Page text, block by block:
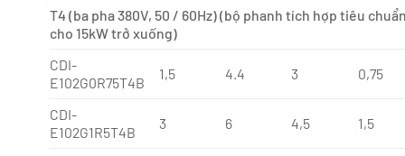
T4 (ba pha 380V, 50 / 60Hz) (bộ phanh tích hợp tiêu
cho 15kW trở xuống)
CDI-
E102G0R75T4B
1,5 4.4 3 0,75
CDI-
E102G1R5T4B
3 6 4,5 1,5